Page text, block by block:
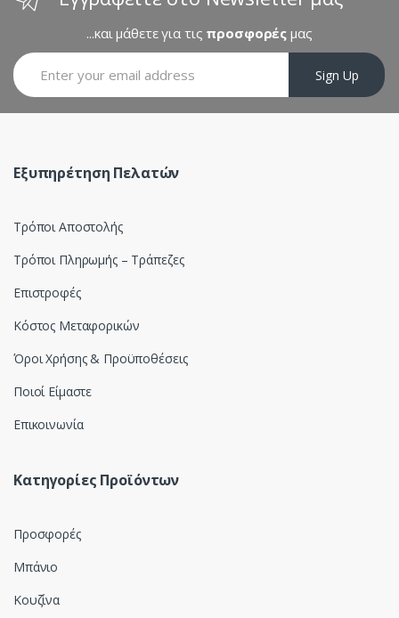
...και μάθετε για τις προσφορές μας
Sign Up
Εξυπηρέτηση Πελατών
Τρόποι Αποστολής
Τρόποι Πληρωμής – Τράπεζες
Επιστροφές
Κόστος Μεταφορικών
Όροι Χρήσης & Προϋποθέσεις
Ποιοί Είμαστε
Επικοινωνία
Κατηγορίες Προϊόντων
Προσφορές
Μπάνιο
Κουζίνα